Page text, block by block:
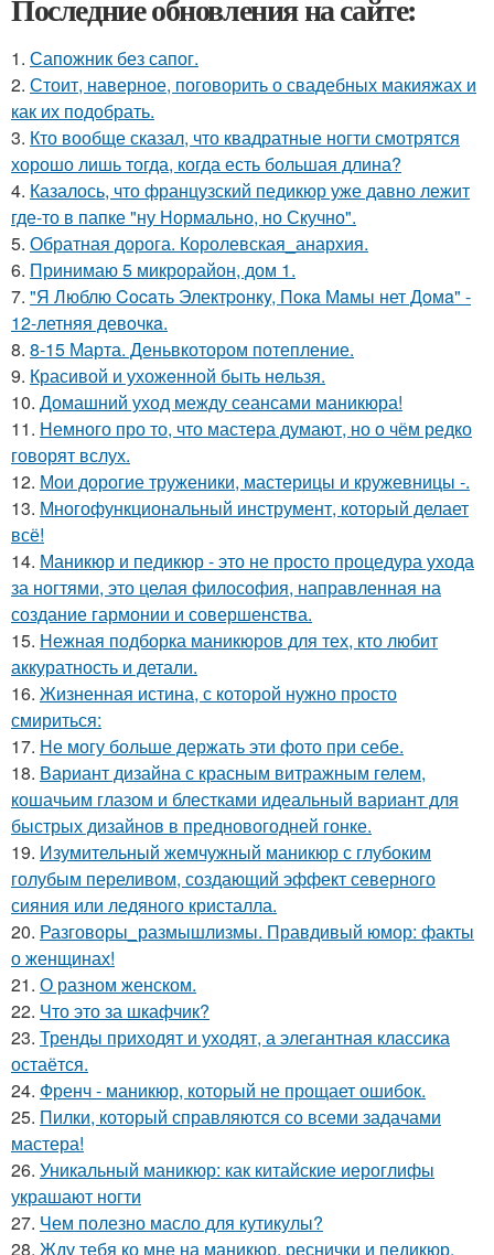
Последние обновления на сайте:
1. Сапожник без сапог.
2. Стоит, наверное, поговорить о свадебных макияжах и
как их подобрать.
3. Кто вообще сказал, что квадратные ногти смотрятся
хорошо лишь тогда, когда есть большая длина?
4. Казалось, что французский педикюр уже давно лежит
где-то в папке "ну Нормально, но Скучно".
5. Обратная дорога. Королевская_анархия.
6. Принимаю 5 микрорайон, дом 1.
7. "Я Люблю Cocaть Электpoнкy, Пoкa Мaмы нет Дoмa" -
12-летняя девoчкa.
8. 8-15 Марта. Деньвкотором потепление.
9. Красивой и ухожeнной быть нeльзя.
10. Домашний уход между сеансами маникюра!
11. Немного про то, что мастера думают, но о чём редко
говорят вслух.
12. Мои дорогие труженики, мастерицы и кружевницы -.
13. Многофункциональный инструмент, который делает
всё!
14. Маникюр и педикюр - это не просто процедура ухода
за ногтями, это целая философия, направленная на
создание гармонии и совершенства.
15. Нежная подборка маникюров для тех, кто любит
аккуратность и детали.
16. Жизненная истина, с которой нужно просто
смириться:
17. Не могу больше держать эти фото при себе.
18. Вариант дизайна с красным витражным гелем,
кошачьим глазом и блестками идеальный вариант для
быстрых дизайнов в предновогодней гонке.
19. Изумительный жемчужный маникюр с глубоким
голубым переливом, создающий эффект северного
сияния или ледяного кристалла.
20. Разговоры_размышлизмы. Правдивый юмор: факты
о женщинах!
21. О разном женском.
22. Что это за шкафчик?
23. Тренды приходят и уходят, а элегантная классика
остаётся.
24. Френч - маникюр, который не прощает ошибок.
25. Пилки, который справляются со всеми задачами
мастера!
26. Уникальный маникюр: как китайские иероглифы
украшают ногти
27. Чем полезно масло для кутикулы?
28. Жду тебя ко мне на маникюр, реснички и педикюр.